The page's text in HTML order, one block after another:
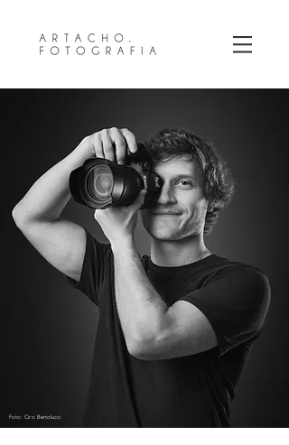
Foto: Ciro Bertolucci